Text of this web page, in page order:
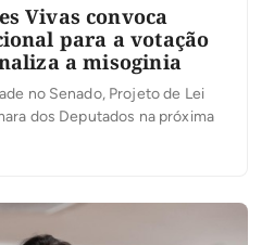
Vivas convoca
para a votação
a misoginia
no Senado, Projeto de Lei
dos Deputados na próxima